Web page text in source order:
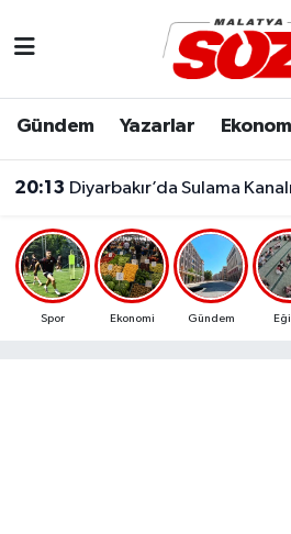
Gündem Yazarlar
20:13 Diyarbakır’da Sulama Kanalına Giren 22
Spor Ekonomi Gündem
Dünya
Eğitim
Ekonomi
Malatya Nöbetçi
Malatya Namaz Vakitleri
Malatya Trafik Yoğunluk
Süper Lig Puan Durumu ve